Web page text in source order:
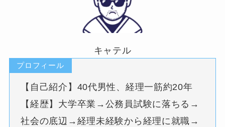
キャテル
プロフィール
【自己紹介】40代男性、経理一筋約20年
【経歴】大学卒業→公務員試験に落ちる→
社会の底辺→経理未経験から経理に就職→